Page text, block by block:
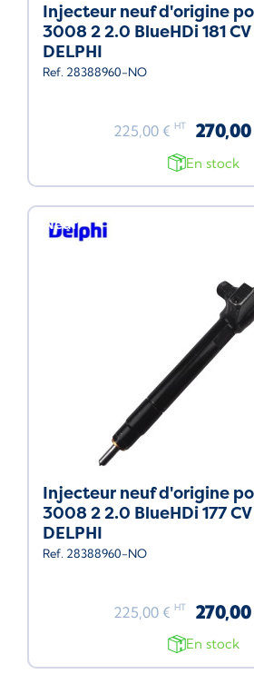
Injecteur neuf d'origine
3008 2 2.0 BlueHDi 181
DELPHI
Ref. 28388960-NO
225,00 € HT 270,00
En stock
Neuf
Injecteur neuf d'origine
3008 2 2.0 BlueHDi 177
DELPHI
Ref. 28388960-NO
225,00 € HT 270,00
En stock